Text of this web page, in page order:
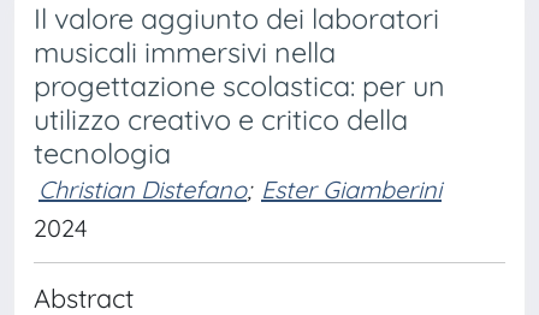
Il valore aggiunto dei laboratori
musicali immersivi nella
progettazione scolastica: per un
utilizzo creativo e critico della
tecnologia
Christian Distefano; Ester Giamberini
2024
Abstract